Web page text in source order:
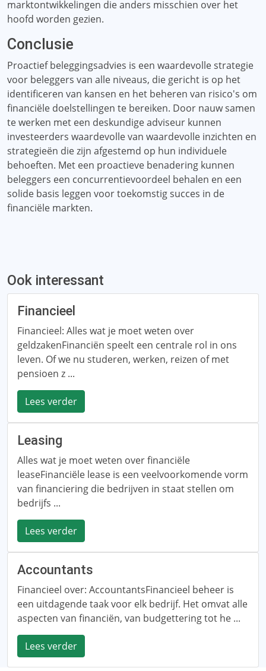
marktontwikkelingen die anders misschien over het
hoofd worden gezien.
Conclusie
Proactief beleggingsadvies is een waardevolle strategie
voor beleggers van alle niveaus, die gericht is op het
identificeren van kansen en het beheren van risico's om
financiële doelstellingen te bereiken. Door nauw samen
te werken met een deskundige adviseur kunnen
investeerders waardevolle van waardevolle inzichten en
strategieën die zijn afgestemd op hun individuele
behoeften. Met een proactieve benadering kunnen
beleggers een concurrentievoordeel behalen en een
solide basis leggen voor toekomstig succes in de
financiële markten.
Ook interessant
Financieel
Financieel: Alles wat je moet weten over
geldzakenFinanciën speelt een centrale rol in ons
leven. Of we nu studeren, werken, reizen of met
pensioen z ...
Lees verder
Leasing
Alles wat je moet weten over financiële
leaseFinanciële lease is een veelvoorkomende vorm
van financiering die bedrijven in staat stellen om
bedrijfs ...
Lees verder
Accountants
Financieel over: AccountantsFinancieel beheer is
een uitdagende taak voor elk bedrijf. Het omvat alle
aspecten van financiën, van budgettering tot he ...
Lees verder